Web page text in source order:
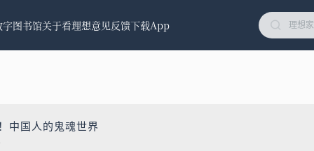
字图书馆关于看理想意见反馈下载App
中国人的鬼魂世界